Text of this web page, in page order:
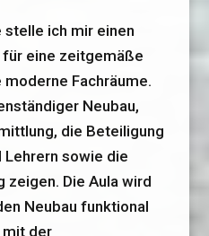
ich mir einen
für eine zeitgemäße
Fachräume.
Neubau,
die Beteiligung
Lehrern sowie die
zeigen. Die Aula wird
Neubau funktional
der